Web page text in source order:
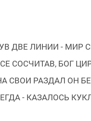
ДВЕ ЛИНИИ - МИР
СОСЧИТАВ, БОГ
СВОИ РАЗДАЛ ОН
- КАЗАЛОСЬ